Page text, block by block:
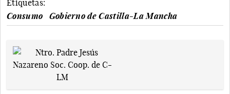
Etiquetas:
Consumo
Gobierno de Castilla-La Mancha